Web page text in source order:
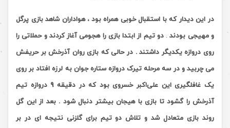
در این دیدار که با استقبال خوبی همراه بود ، هواداران شاهد بازی پرگل
و مهیجی بودند. دو تیم از ابتدا بازی را هجومی آغاز کردند و حملاتی را
روی دروازه یکدیگر داشتند. در حالی که بازی روان آذرخش بر حریفش
می چربید و در سه مرحله تیرک دروازه ستاره جوان به لرزه افتاد بر روی
یک غافلگیری این علی‌اکبر خسروی بود که در دقیقه 9 دروازه تیم
آذرخش را گشود تا بازی با هیجان بیشتر دنبال شود . بعد از این گل
روند بازی متعادل شد و تلاش دو تیم برای گلزنی نتیجه ای در بر